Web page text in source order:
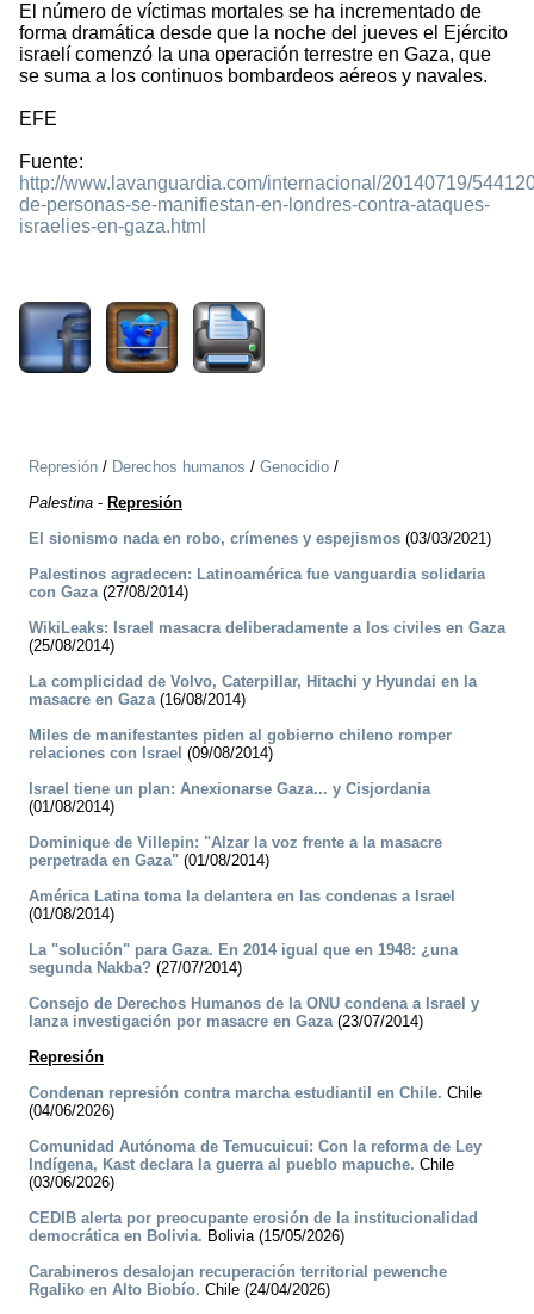
El número de víctimas mortales se ha incrementado de
forma dramática desde que la noche del jueves el Ejército
israelí comenzó la una operación terrestre en Gaza, que
se suma a los continuos bombardeos aéreos y navales.
EFE
Fuente:
http://www.lavanguardia.com/internacional/20140719/
de-personas-se-manifiestan-en-londres-contra-ataques-
israelies-en-gaza.html
Represión / Derechos humanos / Genocidio /
Palestina - Represión
El sionismo nada en robo, crímenes y espejismos (03/03/2021)
Palestinos agradecen: Latinoamérica fue vanguardia solidaria
con Gaza(27/08/2014)
WikiLeaks: Israel masacra deliberadamente a los civiles en Gaza
(25/08/2014)
La complicidad de Volvo, Caterpillar, Hitachi y Hyundai en la
masacre en Gaza(16/08/2014)
Miles de manifestantes piden al gobierno chileno romper
relaciones con Israel (09/08/2014)
Israel tiene un plan: Anexionarse Gaza... y Cisjordania
(01/08/2014)
Dominique de Villepin: "Alzar la voz frente a la masacre
perpetrada en Gaza" (01/08/2014)
América Latina toma la delantera en las condenas a Israel
(01/08/2014)
La "solución" para Gaza. En 2014 igual que en 1948: ¿una
segunda Nakba? (27/07/2014)
Consejo de Derechos Humanos de la ONU condena a Israel y
lanza investigación por masacre en Gaza(23/07/2014)
Represión
Condenan represión contra marcha estudiantil en Chile. Chile
(04/06/2026)
Comunidad Autónoma de Temucuicui: Con la reforma de Ley
Indígena, Kast declara la guerra al pueblo mapuche. Chile
(03/06/2026)
CEDIB alerta por preocupante erosión de la institucionalidad
democrática en Bolivia. Bolivia (15/05/2026)
Carabineros desalojan recuperación territorial pewenche
Rgaliko en Alto Biobío. Chile (24/04/2026)